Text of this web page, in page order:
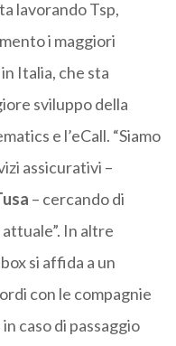
lavorando Tsp,
i maggiori
Italia, che sta
sviluppo della
e l’eCall. “Siamo
assicurativi –
– cercando di
In altre
si affida a un
con le compagnie
caso di passaggio